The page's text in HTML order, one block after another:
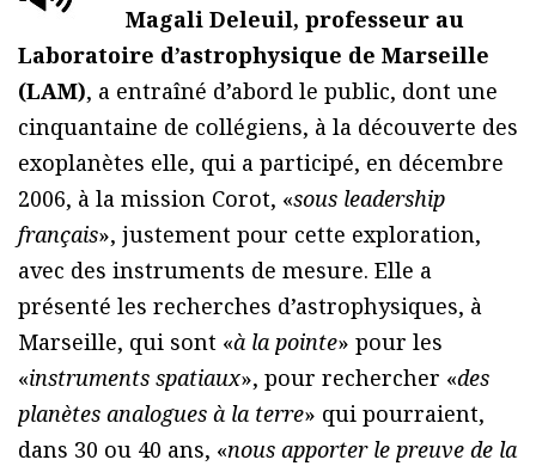
Magali Deleuil, professeur au
Laboratoire d’astrophysique de Marseille
(LAM), a entraîné d’abord le public, dont une
cinquantaine de collégiens, à la découverte des
exoplanètes elle, qui a participé, en décembre
2006, à la mission Corot, «sous leadership
français», justement pour cette exploration,
avec des instruments de mesure. Elle a
présenté les recherches d’astrophysiques, à
Marseille, qui sont «à la pointe» pour les
«instruments spatiaux», pour rechercher «des
planètes analogues à la terre» qui pourraient,
dans 30 ou 40 ans, «nous apporter le preuve de la